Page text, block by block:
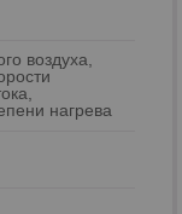
воздуха,
нагрева